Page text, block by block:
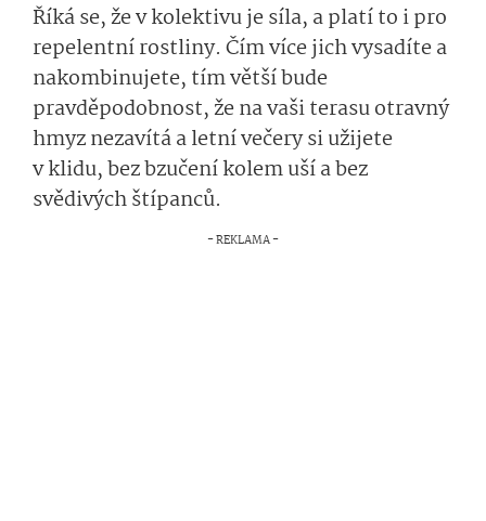
Říká se, že v kolektivu je síla, a platí to i pro
repelentní rostliny. Čím více jich vysadíte a
nakombinujete, tím větší bude
pravděpodobnost, že na vaši terasu otravný
hmyz nezavítá a letní večery si užijete
v klidu, bez bzučení kolem uší a bez
svědivých štípanců.